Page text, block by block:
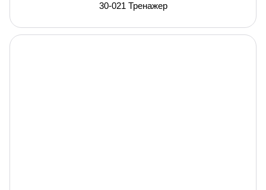
30-021 Тренажер